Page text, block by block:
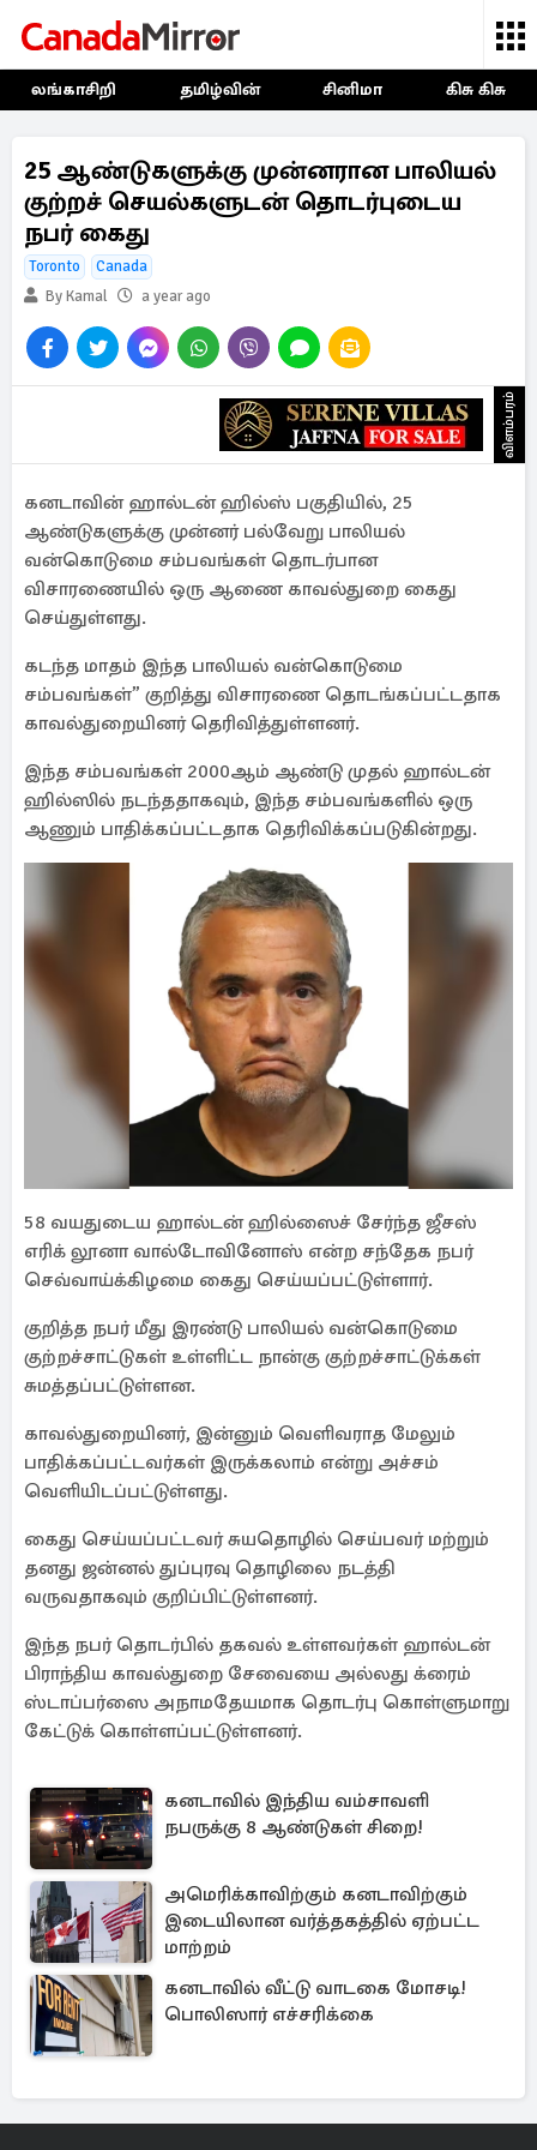
லங்காசிறி தமிழ்வின் சினிமா கிசு கிசு
25 ஆண்டுகளுக்கு முன்னரான பாலியல்
குற்றச் செயல்களுடன் தொடர்புடைய
நபர் கைது
Toronto
Canada
By Kamal
a year ago
விளம்பரம்
கனடாவின் ஹால்டன் ஹில்ஸ் பகுதியில், 25
ஆண்டுகளுக்கு முன்னர் பல்வேறு பாலியல்
வன்கொடுமை சம்பவங்கள் தொடர்பான
விசாரணையில் ஒரு ஆணை காவல்துறை கைது
செய்துள்ளது.
கடந்த மாதம் இந்த பாலியல் வன்கொடுமை
சம்பவங்கள்” குறித்து விசாரணை தொடங்கப்பட்டதாக
காவல்துறையினர் தெரிவித்துள்ளனர்.
இந்த சம்பவங்கள் 2000ஆம் ஆண்டு முதல் ஹால்டன்
ஹில்ஸில் நடந்ததாகவும், இந்த சம்பவங்களில் ஒரு
ஆணும் பாதிக்கப்பட்டதாக தெரிவிக்கப்படுகின்றது.
58 வயதுடைய ஹால்டன் ஹில்ஸைச் சேர்ந்த ஜீசஸ்
எரிக் லூனா வால்டோவினோஸ் என்ற சந்தேக நபர்
செவ்வாய்க்கிழமை கைது செய்யப்பட்டுள்ளார்.
குறித்த நபர் மீது இரண்டு பாலியல் வன்கொடுமை
குற்றச்சாட்டுகள் உள்ளிட்ட நான்கு குற்றச்சாட்டுக்கள்
சுமத்தப்பட்டுள்ளன.
காவல்துறையினர், இன்னும் வெளிவராத மேலும்
பாதிக்கப்பட்டவர்கள் இருக்கலாம் என்று அச்சம்
வெளியிடப்பட்டுள்ளது.
கைது செய்யப்பட்டவர் சுயதொழில் செய்பவர் மற்றும்
தனது ஜன்னல் துப்புரவு தொழிலை நடத்தி
வருவதாகவும் குறிப்பிட்டுள்ளனர்.
இந்த நபர் தொடர்பில் தகவல் உள்ளவர்கள் ஹால்டன்
பிராந்திய காவல்துறை சேவையை அல்லது க்ரைம்
ஸ்டாப்பர்ஸை அநாமதேயமாக தொடர்பு கொள்ளுமாறு
கேட்டுக் கொள்ளப்பட்டுள்ளனர்.
கனடாவில் இந்திய வம்சாவளி
நபருக்கு 8 ஆண்டுகள் சிறை!
அமெரிக்காவிற்கும் கனடாவிற்கும்
இடையிலான வர்த்தகத்தில் ஏற்பட்ட
மாற்றம்
கனடாவில் வீட்டு வாடகை மோசடி!
பொலிஸார் எச்சரிக்கை